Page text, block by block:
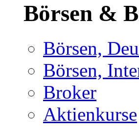
Börsen &
Börsen,
Börsen,
Broker
Aktienkurse